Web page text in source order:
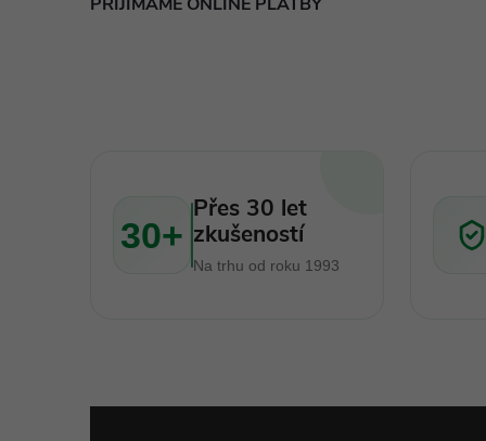
u
30+
Přes 30 let
zkušeností
Na trhu od roku 1993